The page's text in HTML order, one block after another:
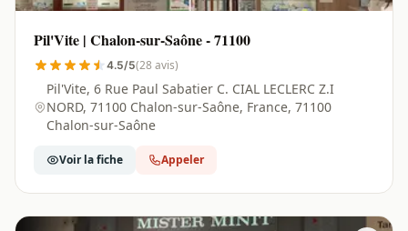
Pil'Vite | Chalon-sur-Saône - 71100
4.5/5(28 avis)
Pil'Vite, 6 Rue Paul Sabatier C. CIAL LECLERC Z.I
NORD, 71100 Chalon-sur-Saône, France, 71100
Chalon-sur-Saône
Voir la fiche Appeler